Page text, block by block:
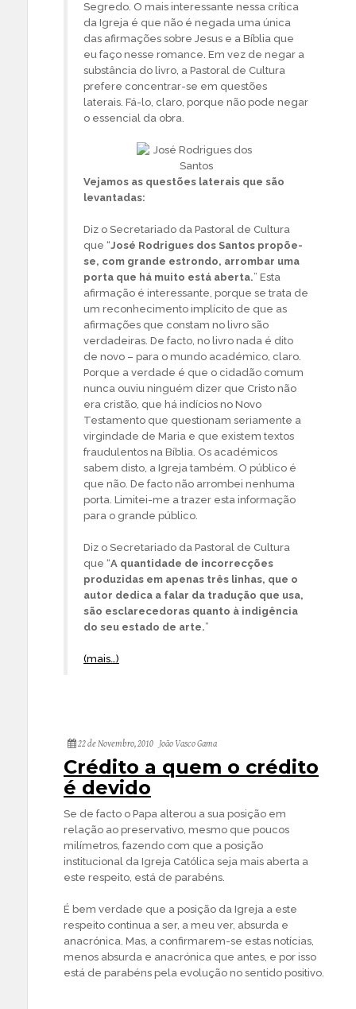
Segredo. O mais interessante nessa crítica
da Igreja é que não é negada uma única
das afirmações sobre Jesus e a Bíblia que
eu faço nesse romance. Em vez de negar a
substância do livro, a Pastoral de Cultura
prefere concentrar-se em questões
laterais. Fá-lo, claro, porque não pode negar
o essencial da obra.
Vejamos as questões laterais que são
levantadas:
Diz o Secretariado da Pastoral de Cultura
que “José Rodrigues dos Santos propõe-
se, com grande estrondo, arrombar uma
porta que há muito está aberta.” Esta
afirmação é interessante, porque se trata de
um reconhecimento implícito de que as
afirmações que constam no livro são
verdadeiras. De facto, no livro nada é dito
de novo – para o mundo académico, claro.
Porque a verdade é que o cidadão comum
nunca ouviu ninguém dizer que Cristo não
era cristão, que há indícios no Novo
Testamento que questionam seriamente a
virgindade de Maria e que existem textos
fraudulentos na Bíblia. Os académicos
sabem disto, a Igreja também. O público é
que não. De facto não arrombei nenhuma
porta. Limitei-me a trazer esta informação
para o grande público.
Diz o Secretariado da Pastoral de Cultura
que “A quantidade de incorrecções
produzidas em apenas três linhas, que o
autor dedica a falar da tradução que usa,
são esclarecedoras quanto à indigência
do seu estado de arte.”
(mais…)
22 de Novembro, 2010 João Vasco Gama
Crédito a quem o crédito
é devido
Se de facto o Papa alterou a sua posição em
relação ao preservativo, mesmo que poucos
milímetros, fazendo com que a posição
institucional da Igreja Católica seja mais aberta a
este respeito, está de parabéns.
É bem verdade que a posição da Igreja a este
respeito continua a ser, a meu ver, absurda e
anacrónica. Mas, a confirmarem-se estas notícias,
menos absurda e anacrónica que antes, e por isso
está de parabéns pela evolução no sentido positivo.